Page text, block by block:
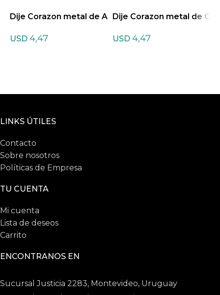
Dije Corazon metal de A
USD 4,47
Dije Corazon metal de C
USD 4,47
LINKS ÚTILES
Contacto
Sobre nosotros
Políticas de Empresa
TU CUENTA
Mi cuenta
Lista de deseos
Carrito
ENCONTRANOS EN
Sucursal Justicia 2283, Montevideo, Uruguay